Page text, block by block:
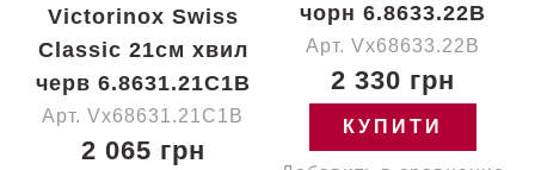
Victorinox Swiss
Classic 21см хвил
черв 6.8631.21C1B
Арт. Vx68631.21C1B
2 065 грн
чорн 6.8633.22B
Арт. Vx68633.22B
2 330 грн
КУПИТИ